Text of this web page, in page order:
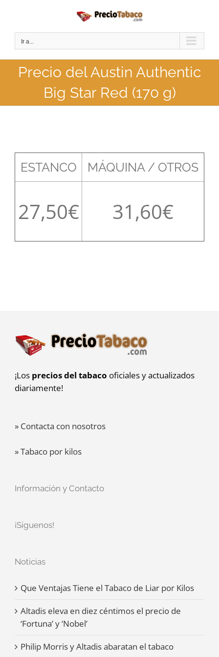
contenido
Ir a...
Precio del Austin Authentic
Big Star Red (170 g)
ESTANCO MÁQUINA / OTROS
27,50 31,60
¡Los precios del tabaco oficiales y actualizados
diariamente!
» Contacta con nosotros
» Tabaco por kilos
Información y Contacto
¡Síguenos!
Noticias
Que Ventajas Tiene el Tabaco de Liar por Kilos
Altadis eleva en diez céntimos el precio de
‘Fortuna’ y ‘Nobel’
Philip Morris y Altadis abaratan el tabaco